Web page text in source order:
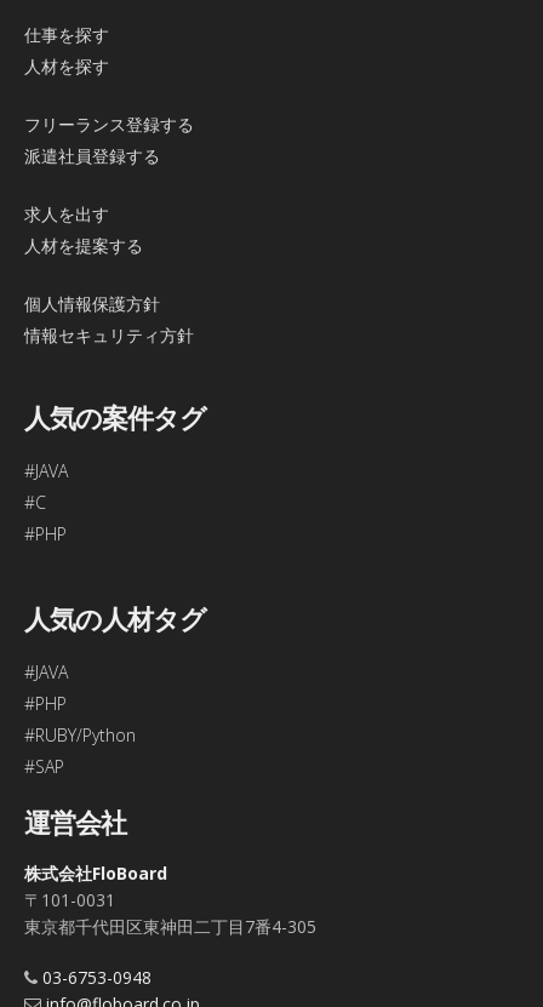
仕事を探す
人材を探す
フリーランス登録する
派遣社員登録する
求人を出す
人材を提案する
個人情報保護方針
情報セキュリティ方針
人気の案件タグ
#JAVA
#C
#PHP
人気の人材タグ
#JAVA
#PHP
#RUBY/Python
#SAP
運営会社
株式会社FloBoard
〒101-0031
東京都千代田区東神田二丁目7番4-305
03-6753-0948